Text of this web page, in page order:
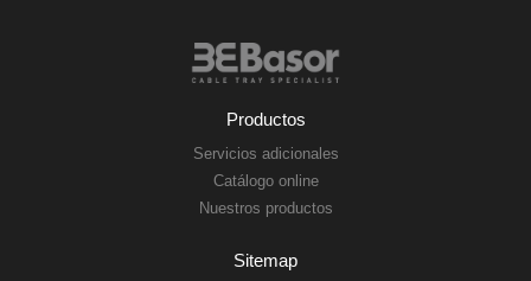
Productos
Servicios adicionales
Catálogo online
Nuestros productos
Sitemap